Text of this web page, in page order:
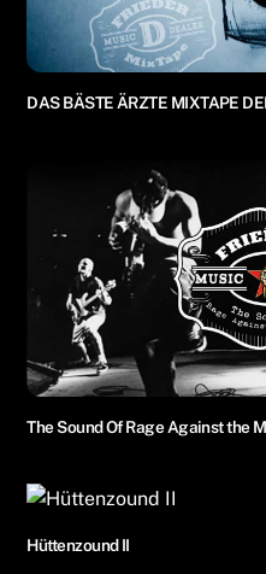
DAS BÄSTE ÄRZTE MIXTAPE
The Sound Of Rage Against the
Hüttenzound II